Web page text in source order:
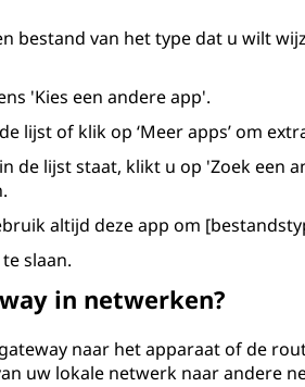
bestand van het type dat u wilt
'Kies een andere app'.
lijst of klik op ‘Meer apps’ om
de lijst staat, klikt u op 'Zoek een
altijd deze app om
slaan.
in netwerken?
naar het apparaat of de
uw lokale netwerk naar andere